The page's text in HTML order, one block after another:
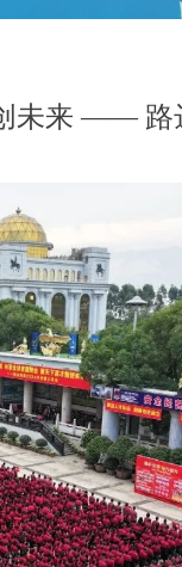
未来 —— 路